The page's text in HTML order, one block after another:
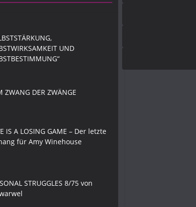
UND
ZWANG DER ZWÄNGE
IS A LOSING GAME – Der letzte
für Amy Winehouse
STRUGGLES 8/75 von